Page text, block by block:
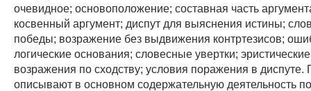
очевидное; основоположение; составная часть
косвенный аргумент; диспут для выяснения истины;
победы; возражение без выдвижения контртезисов;
логические основания; словесные увертки;
возражения по сходству; условия поражения в
описывают в основном содержательную деятельность